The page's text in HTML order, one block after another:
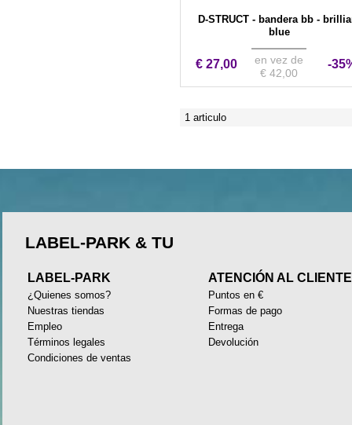
D-STRUCT - bandera bb -
blue
€ 27,00
en vez de
€ 42,00
-
1 articulo
LABEL-PARK & TU
LABEL-PARK
¿Quienes somos?
Nuestras tiendas
Empleo
Términos legales
Condiciones de ventas
ATENCIÓN AL
Puntos en €
Formas de pago
Entrega
Devolución